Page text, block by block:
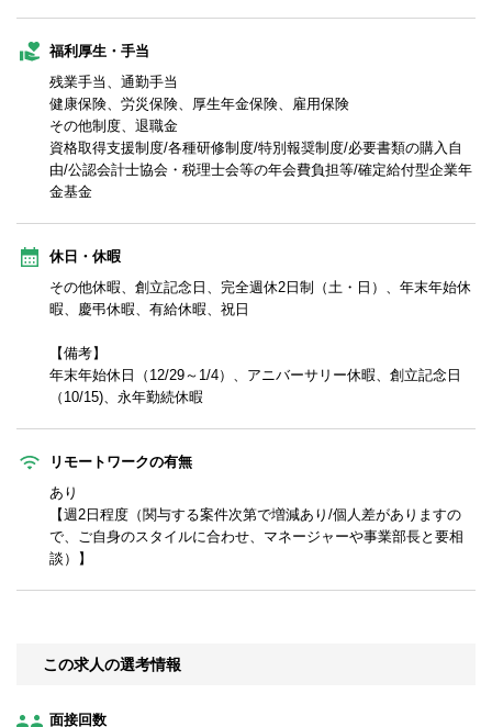
福利厚生・手当
残業手当、通勤手当
健康保険、労災保険、厚生年金保険、雇用保険
その他制度、退職金
資格取得支援制度/各種研修制度/特別報奨制度/必要書類の購入自
由/公認会計士協会・税理士会等の年会費負担等/確定給付型企業年
金基金
休日・休暇
その他休暇、創立記念日、完全週休2日制（土・日）、年末年始休
暇、慶弔休暇、有給休暇、祝日
【備考】
年末年始休日（12/29～1/4）、アニバーサリー休暇、創立記念日
（10/15)、永年勤続休暇
リモートワークの有無
あり
【週2日程度（関与する案件次第で増減あり/個人差がありますの
で、ご自身のスタイルに合わせ、マネージャーや事業部長と要相
談）】
この求人の選考情報
面接回数